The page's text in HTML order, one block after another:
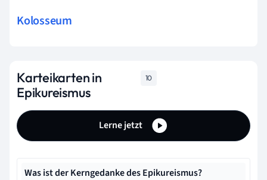
Kolosseum
Karteikarten in
Epikureismus
10
Lerne jetzt
Was ist der Kerngedanke des Epikureismus?